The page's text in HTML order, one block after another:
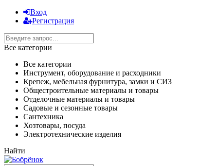
Вход
Регистрация
Все категории
Все категории
Инструмент, оборудование и расходники
Крепеж, мебельная фурнитура, замки и СИЗ
Общестроительные материалы и товары
Отделочные материалы и товары
Садовые и сезонные товары
Сантехника
Хозтовары, посуда
Электротехнические изделия
Найти